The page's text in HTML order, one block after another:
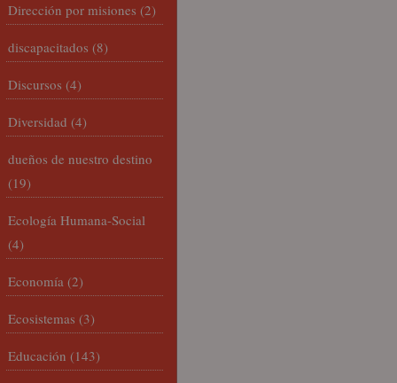
Dirección por misiones (2)
discapacitados (8)
Discursos (4)
Diversidad (4)
dueños de nuestro destino
(19)
Ecología Humana-Social
(4)
Economía (2)
Ecosistemas (3)
Educación (143)